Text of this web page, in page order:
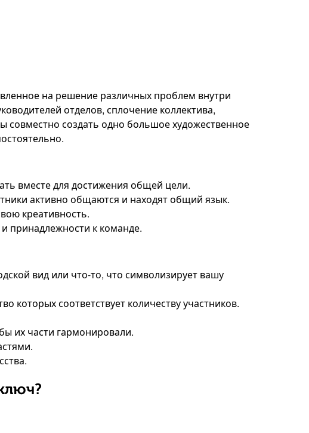
на решение различных проблем внутри
отделов, сплочение коллектива,
совместно создать одно большое художественное
вместе для достижения общей цели.
активно общаются и находят общий язык.
креативность.
принадлежности к команде.
вид или что-то, что символизирует вашу
которых соответствует количеству участников.
их части гармонировали.